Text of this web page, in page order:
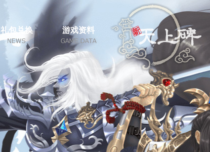
礼包兑换 游戏资料